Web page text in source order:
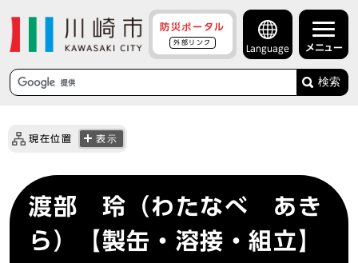
防災ポータル
外部リンク
Language メニュー
検索
現在位置 表示
渡部 玲（わたなべ あき
ら）【製缶・溶接・組立】